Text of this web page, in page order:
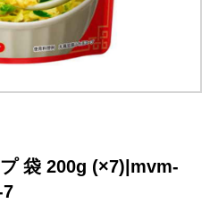
袋 200g (×7)|mvm-
7